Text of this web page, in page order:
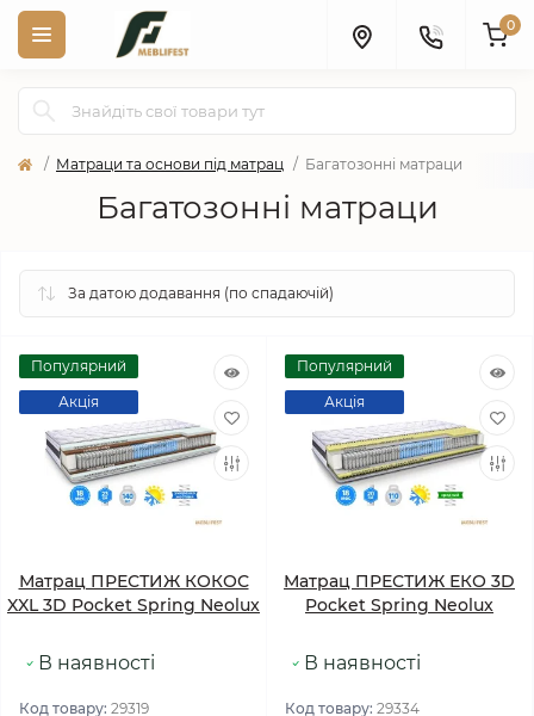
0
Матраци та основи під матрац Багатозонні матраци
Багатозонні матраци
Популярний
Акція
Матрац ПРЕСТИЖ КОКОС
XXL 3D Pocket Spring Neolux
В наявності
Код товару: 29319
Популярний
Акція
Матрац ПРЕСТИЖ ЕКО 3D
Pocket Spring Neolux
В наявності
Код товару: 29334